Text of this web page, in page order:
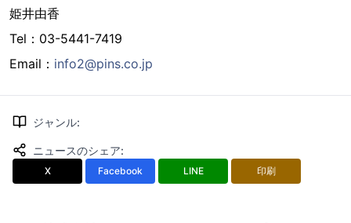
姫井由香
Tel：03-5441-7419
Email： info2@pins.co.jp
ジャンル:
ニュースのシェア:
X Facebook LINE 印刷